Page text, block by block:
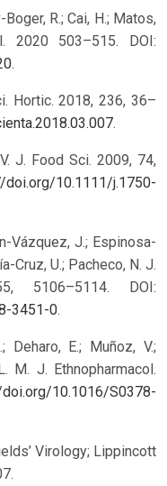
R.; Cai, H.; Matos,
2020 503–515. DOI:
.
Hortic. 2018, 236, 36–
.
J. Food Sci. 2009, 74,
doi.org/10.1111/j.1750-
Vázquez, J.; Espinosa-
Cruz, U.; Pacheco, N. J.
5106–5114. DOI:
3451-0.
Deharo, E.; Muñoz, V.;
M. J. Ethnopharmacol.
10.1016/S0378-
Virology; Lippincott